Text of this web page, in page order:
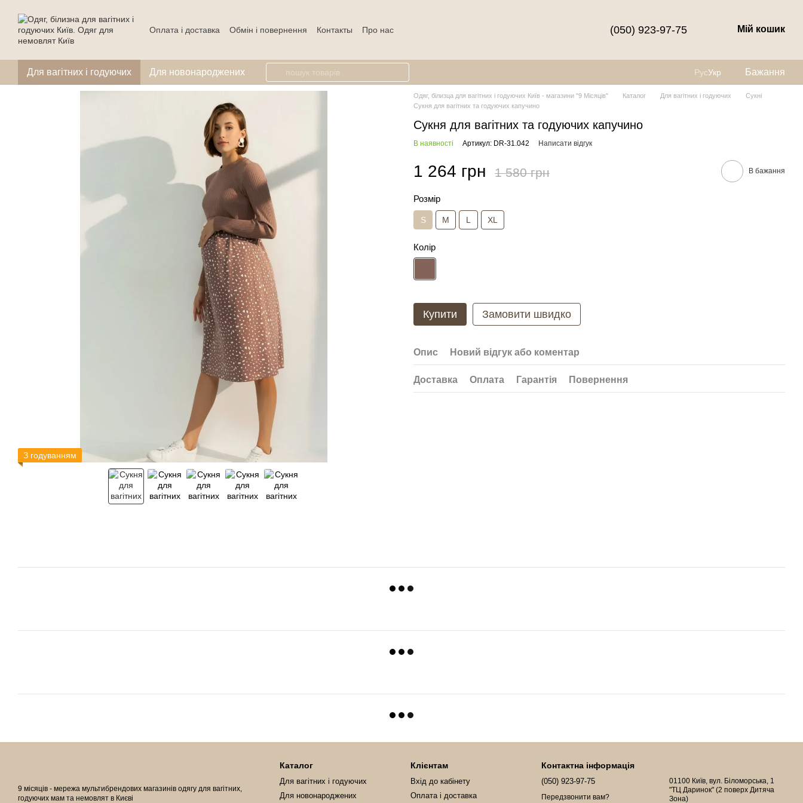
Оплата і доставка Обмін і повернення Контакты Про нас (050) 923-97-75 Мій кошик
Для вагітних і годуючих Для новонароджених РусУкр Бажання
З годуванням
Одяг, білизца для вагітних і годуючих Київ - магазини "9 Місяців" Каталог Для вагітних і годуючих
Сукні
Сукня для вагітних та годуючих капучино
Сукня для вагітних та годуючих капучино
В наявності Артикул: DR-31.042 Написати відгук
1 264 грн 1 580 грн В бажання
Розмір
S M L XL
Колір
Купити Замовити швидко
Опис Новий відгук або коментар
Доставка Оплата Гарантія Повернення
9 місяців - мережа мультибрендових магазинів одягу для вагітних,
годуючих мам та немовлят в Києві
Каталог
Для вагітних і годуючих
Для новонароджених
Клієнтам
Вхід до кабінету
Оплата і доставка
Контактна інформація
(050) 923-97-75
Передзвонити вам?
01100 Київ, вул. Біломорська, 1
"ТЦ Даринок" (2 поверх Дитяча
Зона)